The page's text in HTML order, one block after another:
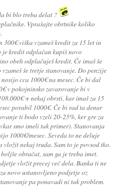
bi blo treba delat ?
Vprašajte obrtnike koliko
300€ viška vzameš kredit za 15 let in
kredit odplačan kupiš novo
obeh odplačuješ kredit. Če imaš še
še tretje stanovanje. Do penzije
cca 1000€ na mesec. Če bi dal
v pokojninsko zavarovanje bi v
+ nekaj obrsti, kar imaš za 15
porabil 1000€. Če bi rad ta denar
ti bodo vzeli 20-25%, ker gre za
smo imeli tak primer). Stanovanja
1000€/mesec. Seveda to ne deluje
vložit nekaj truda. Sam to je povsod tko.
obračat, sam ga je treba imet.
vložit precej več dela. Banka ti ne
novo ustanovljeno podjetje oz
pa ponavadi ni tak problem.